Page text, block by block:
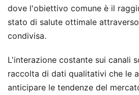
dove l'obiettivo comune è il
stato di salute ottimale
condivisa.
L'interazione costante sui canali
raccolta di dati qualitativi che le
anticipare le tendenze del